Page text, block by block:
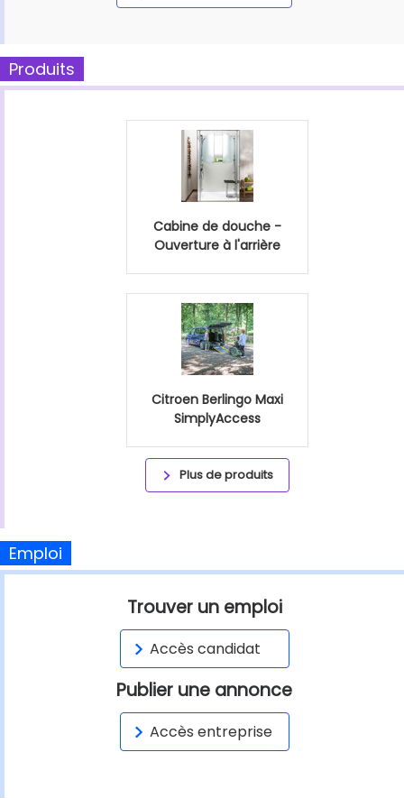
Produits
Cabine de douche -
Ouverture à l'arrière
Citroen Berlingo Maxi
SimplyAccess
Plus de produits
Emploi
Trouver un emploi
Accès candidat
Publier une annonce
Accès entreprise